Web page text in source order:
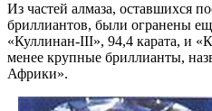
Из частей алмаза, оставшихся
бриллиантов, были огранены
«Куллинан-III», 94,4 карата, и
менее крупные бриллианты,
Африки».